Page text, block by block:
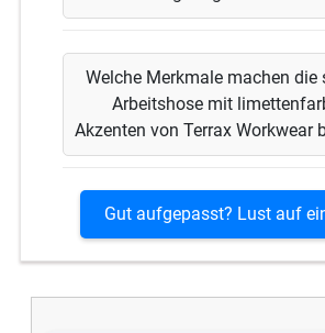
Welche Merkmale machen die
Arbeitshose mit
Akzenten von Terrax Workwear
Gut aufgepasst? Lust auf